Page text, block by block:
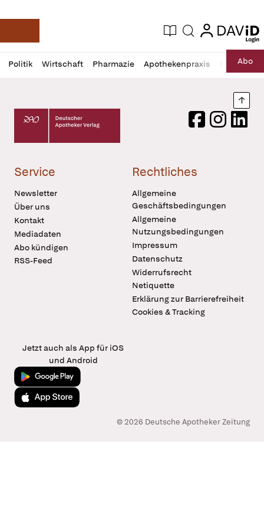
Deutsche Apotheker Zeitung
Aktuelle Ausgabe
Suche login
login
Politik Wirtschaft Pharmazie Apothekenpraxis RechtAbo
Profil
öffnen
Daz
Pur
Deutscher Apotheker Verlag Logo
FacebookInstagram
Service
Newsletter
Über uns
Kontakt
Mediadaten
Abo kündigen
RSS-Feed
Rechtliches
Allgemeine
Geschäftsbedingungen
Allgemeine
Nutzungsbedingungen
Impressum
Datenschutz
Widerrufsrecht
Netiquette
Erklärung zur Barrierefreiheit
Cookies & Tracking
Jetzt auch als App für iOS
und Android
Jetzt bei Google Play
Laden im App Store
© 2026 Deutsche Apotheker Zeitung